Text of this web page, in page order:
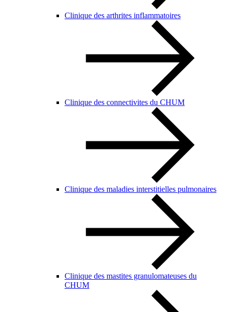
Clinique des arthrites inflammatoires
Clinique des connectivites du CHUM
Clinique des maladies interstitielles pulmonaires
Clinique des mastites granulomateuses du
CHUM